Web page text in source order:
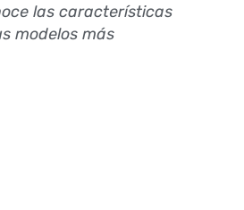
las características
modelos más